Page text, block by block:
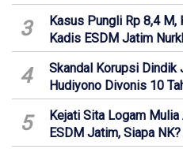
3
Kasus Pungli Rp 8,4
Kadis ESDM Jatim
4
Skandal Korupsi Dindik
Hudiyono Divonis 10
5
Kejati Sita Logam
ESDM Jatim, Siapa NK?